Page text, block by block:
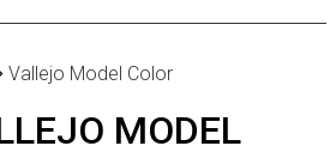
Vallejo Model Color
MODEL